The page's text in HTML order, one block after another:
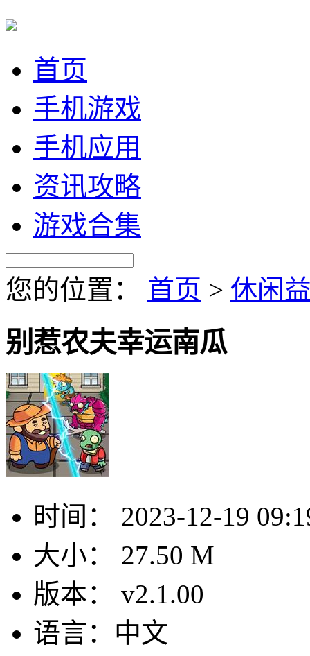
首页
手机游戏
手机应用
资讯攻略
游戏合集
您的位置： 首页 > 休闲
别惹农夫幸运南瓜
时间：
2023-12-19
大小：
27.50 M
版本：
v2.1.00
语言： 中文